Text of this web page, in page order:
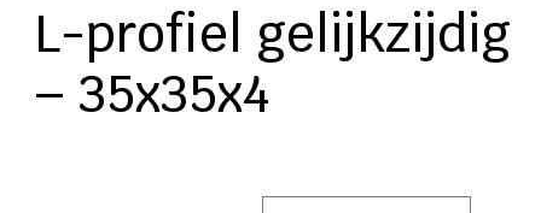
L-profiel gelijkzijdig
– 35x35x4